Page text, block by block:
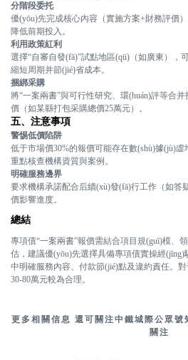
分階段委托
優(yōu)先完成核心內容（實施方案+財務評價），
降低前期投入 。
利用政策紅利
選擇“自審自發(fā)”試點地區(qū)（如廣東），
縮短周期并節(jié)省成本。
捆綁采購
將“一案兩書”與可行性研究、環(huán)評等
價（如某縣打包采購總價25萬元） 。
五、注意事項
警惕低價陷阱
低于市場價30%的報價可能存在數(shù)據(jù)虛
重點核查機構資質與案例 。
明確服務邊界
要求機構承諾配合后續(xù)發(fā)行工作（如答疑
價影響進度。
總結
專項債“一案兩書”報價需結合項目規(guī)模、
估，建議優(yōu)先選擇具備專項債實操經(jīng)
中明確服務內容、付款節(jié)點及違約責任
30-80萬元較為合理。
更多相關信息 還可關注中鐵城際公眾
關注